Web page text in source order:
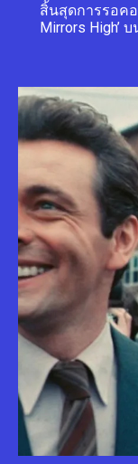
สิ้นสุดการรอคอ
Mirrors High’